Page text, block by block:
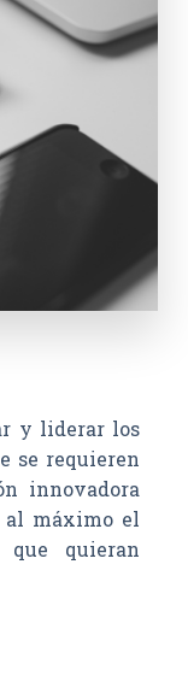
y liderar los
se requieren
innovadora
al máximo el
quieran